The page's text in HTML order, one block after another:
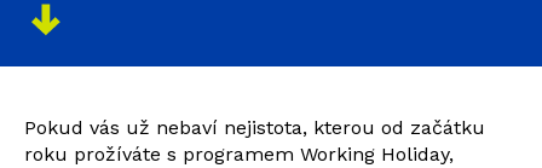
Pokud vás už nebaví nejistota, kterou od začátku
roku prožíváte s programem Working Holiday,